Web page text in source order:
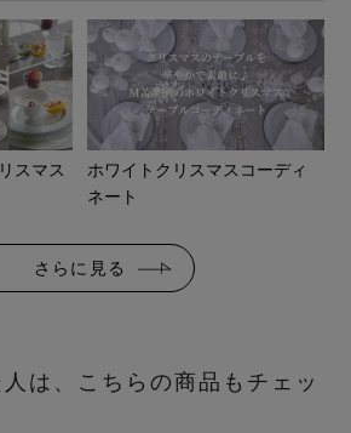
スマス
ホワイトクリスマスコーディ
ネート
さらに見る
は、こちらの商品もチェッ